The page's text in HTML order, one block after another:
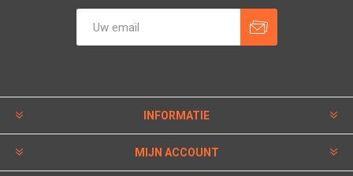
INFORMATIE
MIJN ACCOUNT